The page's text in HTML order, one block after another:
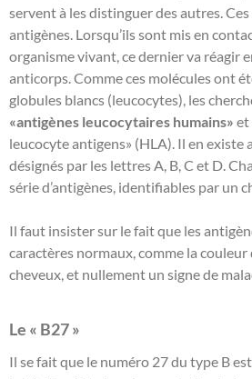
servent à les distinguer des autres.
antigènes. Lorsqu’ils sont mis en
organisme vivant, ce dernier va réagir
anticorps. Comme ces molécules ont
globules blancs (leucocytes), les
«antigènes leucocytaires humains» et
leucocyte antigens» (HLA). Il en existe
désignés par les lettres A, B, C et D.
série d’antigènes, identifiables par un
Il faut insister sur le fait que les
caractères normaux, comme la couleur
cheveux, et nullement un signe de
Le « B27 »
Il se fait que le numéro 27 du type B